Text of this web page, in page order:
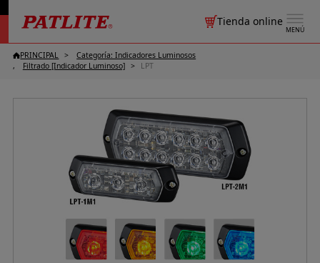
MENÚ
Tienda online
PRINCIPAL
Categoría: Indicadores Luminosos
Filtrado [Indicador Luminoso]
LPT